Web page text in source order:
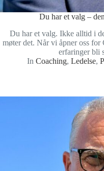
Du har et valg –
Du har et valg. Ikke alltid i
møter det. Når vi åpner oss
erfaringer bli
In Coaching, Ledelse,